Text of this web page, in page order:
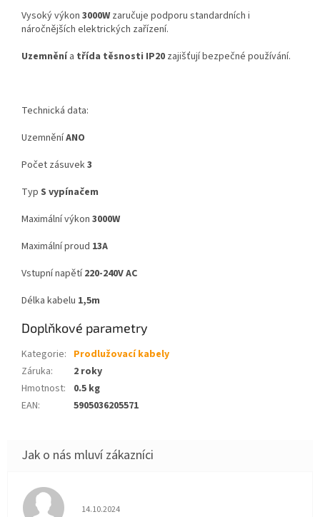
Vysoký výkon 3000W zaručuje podporu standardních i
náročnějších elektrických zařízení.
Uzemněnía třída těsnosti IP20 zajišťují bezpečné používání.
Technická data:
UzemněníANO
Počet zásuvek3
Typ S vypínačem
Maximální výkon 3000W
Maximální proud 13A
Vstupní napětí220-240V AC
Délka kabelu 1,5m
Doplňkové parametry
Kategorie: Prodlužovací kabely
Záruka:
2 roky
Hmotnost:
0.5 kg
EAN: 5905036205571
Hodnocení obchodu je 5 z 5 hvězdiček.
14.10.2024